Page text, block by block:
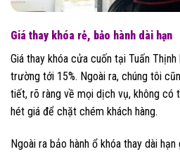
Giá thay khóa rẻ, bảo hành dài hạn
Giá thay khóa cửa cuốn tại Tuấn
trường tới 15%. Ngoài ra, chúng tôi
tiết, rõ ràng về mọi dịch vụ, không có
hét giá để chặt chém khách hàng.
Ngoài ra bảo hành ổ khóa thay dài